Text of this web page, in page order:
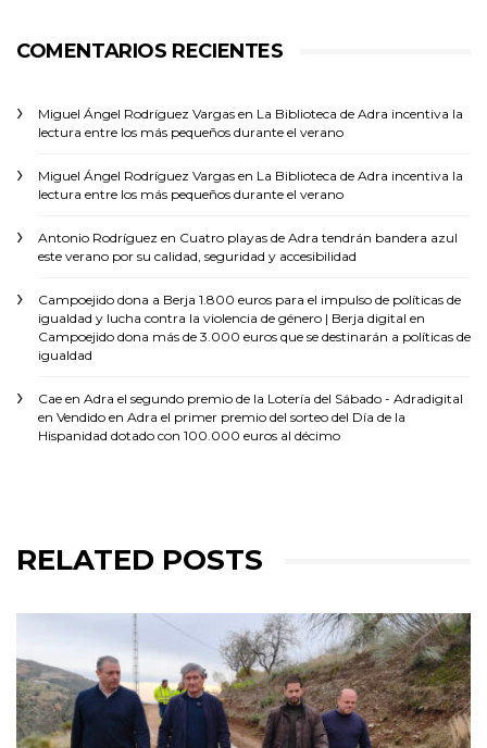
COMENTARIOS RECIENTES
Miguel Ángel Rodríguez Vargas en La Biblioteca de Adra incentiva la
lectura entre los más pequeños durante el verano
Miguel Ángel Rodríguez Vargas en La Biblioteca de Adra incentiva la
lectura entre los más pequeños durante el verano
Antonio Rodríguez en Cuatro playas de Adra tendrán bandera azul
este verano por su calidad, seguridad y accesibilidad
Campoejido dona a Berja 1.800 euros para el impulso de políticas de
igualdad y lucha contra la violencia de género | Berja digital en
Campoejido dona más de 3.000 euros que se destinarán a políticas de
igualdad
Cae en Adra el segundo premio de la Lotería del Sábado - Adradigital
en Vendido en Adra el primer premio del sorteo del Día de la
Hispanidad dotado con 100.000 euros al décimo
RELATED POSTS